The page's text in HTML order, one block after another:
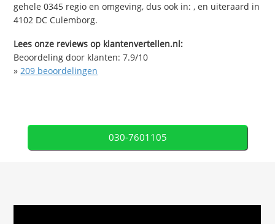
gehele 0345 regio en omgeving, dus ook in: , en uiteraard in
4102 DC Culemborg.
Lees onze reviews op klantenvertellen.nl:
Beoordeling door klanten:7.9/10
»209 beoordelingen
030-7601105